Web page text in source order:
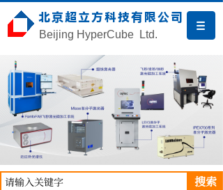
北京超立方科技有限公司
Beijing HyperCube Ltd.
搜索